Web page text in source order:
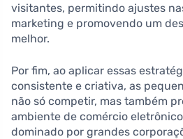
visitantes, permitindo ajustes
marketing e promovendo um
melhor.
Por fim, ao aplicar essas
consistente e criativa, as
não só competir, mas também
ambiente de comércio
dominado por grandes